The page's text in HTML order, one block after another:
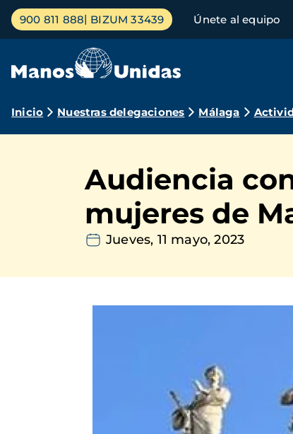
Pasar
contenido
Menú
principal
900 811 888 BIZUM 33439 Únete al equipo
Ruta
navegación
Inicio Nuestras delegaciones Málaga
Audiencia
mujeres de
Jueves, 11 mayo, 2023